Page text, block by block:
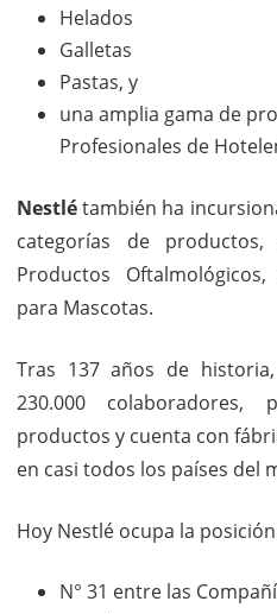
Helados
Galletas
Pastas, y
una amplia gama de
Profesionales de
Nestlétambién ha
categorías de productos,
Productos
para Mascotas.
Tras 137 años de
230.000
productos y cuenta con
en casi todos los países del
Hoy Nestlé ocupa la
N° 31 entre las